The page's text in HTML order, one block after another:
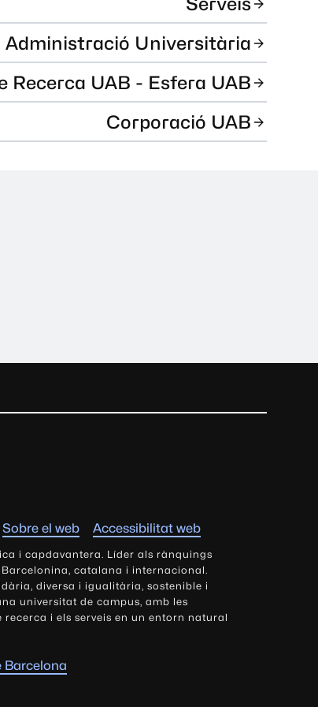
Administració Universitària
Recerca UAB - Esfera UAB
Corporació UAB
Sobre el web Accessibilitat web
i capdavantera. Líder als rànquings
catalana i internacional.
diversa i igualitària, sostenible i
universitat de campus, amb les
i els serveis en un entorn natural
Barcelona